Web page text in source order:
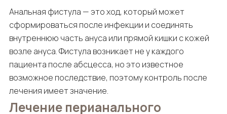
Анальная фистула — это ход, который может
сформироваться после инфекции и соединять
внутреннюю часть ануса или прямой кишки с кожей
возле ануса. Фистула возникает не у каждого
пациента после абсцесса, но это известное
возможное последствие, поэтому контроль после
лечения имеет значение.
Лечение перианального